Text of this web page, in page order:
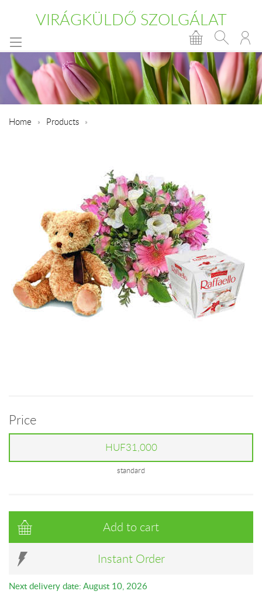
VIRÁGKÜLDŐ SZOLGÁLAT
Home Products
Price
HUF31,000
standard
Add to cart
Instant Order
Next delivery date: August 10, 2026